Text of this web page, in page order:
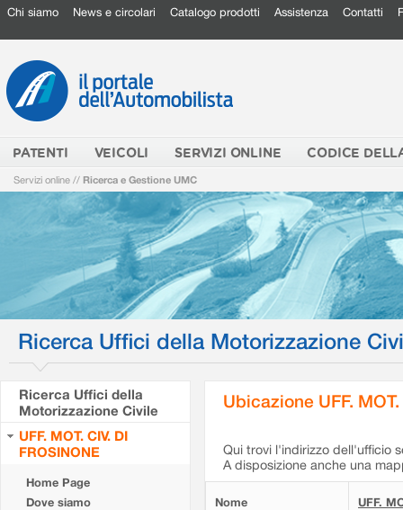
Chi siamo News e circolari Catalogo prodotti Assistenza Contatti
PATENTI VEICOLI SERVIZI ONLINE CODICE
Servizi online // Ricerca e Gestione UMC
Ricerca Uffici della Motorizzazione
Ricerca Uffici della
Motorizzazione Civile
UFF. MOT. CIV. DI
FROSINONE
Home Page
Dove siamo
Ubicazione UFF.
Qui trovi l'indirizzo dell'ufficio
A disposizione anche una
Nome UFF.